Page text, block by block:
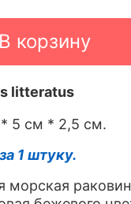
В корзину
litteratus
5 см * 2,5 см.
1 штуку.
морская